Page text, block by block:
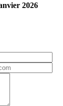
2026